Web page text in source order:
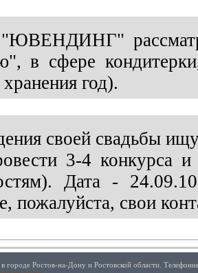
в сфере
год).
своей свадьбы
3-4 конкурса
Дата -
пожалуйста, свои
городе Ростов-на-Дону и Ростовской области.